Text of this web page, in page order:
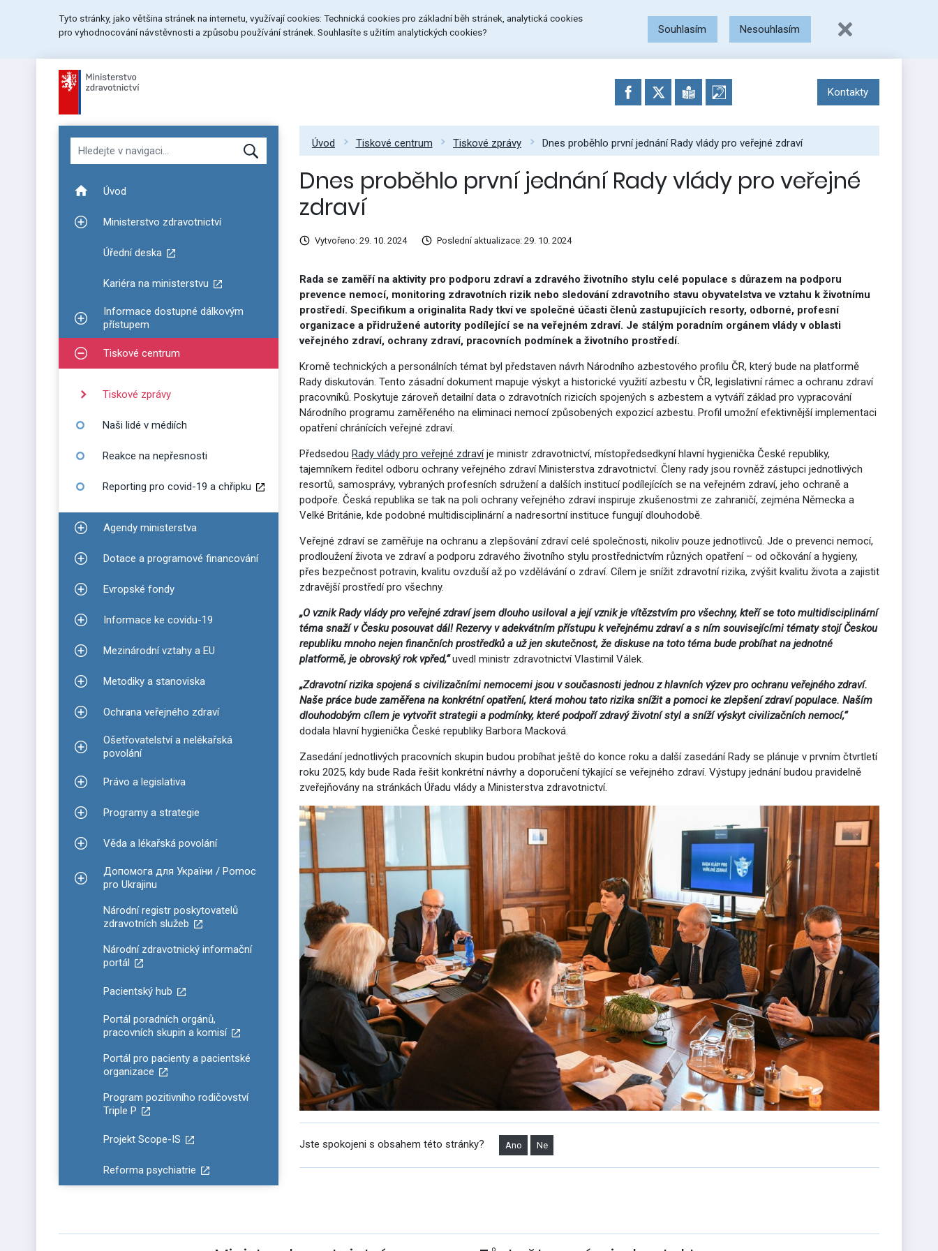
Tyto stránky, jako většina stránek na internetu, využívají cookies: Technická cookies pro základní běh stránek, analytická cookies
pro vyhodnocování návstěvnosti a způsobu používání stránek. Souhlasíte s užitím analytických cookies?
Souhlasím Nesouhlasím
Kontakty
Hledat v navigaci
Úvod
Zobrazit podmenu pro Ministerstvo zdravotnictví
Ministerstvo zdravotnictví
Úřední deska
Kariéra na ministerstvu
Zobrazit podmenu pro Informace dostupné dálkovým přístupem
Informace dostupné dálkovým
přístupem
Zobrazit podmenu pro Tiskové centrum
Tiskové centrum
Tiskové zprávy
Naši lidé v médiích
Reakce na nepřesnosti
Reporting pro covid-19 a chřipku
Zobrazit podmenu pro Agendy ministerstva
Agendy ministerstva
Zobrazit podmenu pro Dotace a programové financování
Dotace a programové financování
Zobrazit podmenu pro Evropské fondy
Evropské fondy
Zobrazit podmenu pro Informace ke covidu-19
Informace ke covidu-19
Zobrazit podmenu pro Mezinárodní vztahy a EU
Mezinárodní vztahy a EU
Zobrazit podmenu pro Metodiky a stanoviska
Metodiky a stanoviska
Zobrazit podmenu pro Ochrana veřejného zdraví
Ochrana veřejného zdraví
Zobrazit podmenu pro Ošetřovatelství a nelékařská povolání
Ošetřovatelství a nelékařská
povolání
Zobrazit podmenu pro Právo a legislativa
Právo a legislativa
Zobrazit podmenu pro Programy a strategie
Programy a strategie
Zobrazit podmenu pro Věda a lékařská povolání
Věda a lékařská povolání
Zobrazit podmenu pro Допомога для України / Pomoc pro Ukrajinu
Допомога для України / Pomoc
pro Ukrajinu
Národní registr poskytovatelů
zdravotních služeb
Národní zdravotnický informační
portál
Pacientský hub
Portál poradních orgánů,
pracovních skupin a komisí
Portál pro pacienty a pacientské
organizace
Program pozitivního rodičovství
Triple P
Projekt Scope-IS
Reforma psychiatrie
Úvod Tiskové centrum Tiskové zprávy Dnes proběhlo první jednání Rady vlády pro veřejné zdraví
Dnes proběhlo první jednání Rady vlády pro veřejné
zdraví
Vytvořeno: 29. 10. 2024 Poslední aktualizace: 29. 10. 2024
Rada se zaměří na aktivity pro podporu zdraví a zdravého životního stylu celé populace s důrazem na podporu
prevence nemocí, monitoring zdravotních rizik nebo sledování zdravotního stavu obyvatelstva ve vztahu k životnímu
prostředí. Specifikum a originalita Rady tkví ve společné účasti členů zastupujících resorty, odborné, profesní
organizace a přidružené autority podílející se na veřejném zdraví. Je stálým poradním orgánem vlády v oblasti
veřejného zdraví, ochrany zdraví, pracovních podmínek a životního prostředí.
Kromě technických a personálních témat byl představen návrh Národního azbestového profilu ČR, který bude na platformě
Rady diskutován. Tento zásadní dokument mapuje výskyt a historické využití azbestu v ČR, legislativní rámec a ochranu zdraví
pracovníků. Poskytuje zároveň detailní data o zdravotních rizicích spojených s azbestem a vytváří základ pro vypracování
Národního programu zaměřeného na eliminaci nemocí způsobených expozicí azbestu. Profil umožní efektivnější implementaci
opatření chránících veřejné zdraví.
Předsedou Rady vlády pro veřejné zdravíje ministr zdravotnictví, místopředsedkyní hlavní hygienička České republiky,
tajemníkem ředitel odboru ochrany veřejného zdraví Ministerstva zdravotnictví. Členy rady jsou rovněž zástupci jednotlivých
resortů, samosprávy, vybraných profesních sdružení a dalších institucí podílejících se na veřejném zdraví, jeho ochraně a
podpoře. Česká republika se tak na poli ochrany veřejného zdraví inspiruje zkušenostmi ze zahraničí, zejména Německa a
Velké Británie, kde podobné multidisciplinární a nadresortní instituce fungují dlouhodobě.
Veřejné zdraví se zaměřuje na ochranu a zlepšování zdraví celé společnosti, nikoliv pouze jednotlivců. Jde o prevenci nemocí,
prodloužení života ve zdraví a podporu zdravého životního stylu prostřednictvím různých opatření – od očkování a hygieny,
přes bezpečnost potravin, kvalitu ovzduší až po vzdělávání o zdraví. Cílem je snížit zdravotní rizika, zvýšit kvalitu života a zajistit
zdravější prostředí pro všechny.
„O vznik Rady vlády pro veřejné zdraví jsem dlouho usiloval a její vznik je vítězstvím pro všechny, kteří se toto multidisciplinární
téma snaží v Česku posouvat dál! Rezervy v adekvátním přístupu k veřejnému zdraví a s ním souvisejícími tématy stojí Českou
republiku mnoho nejen finančních prostředků a už jen skutečnost, že diskuse na toto téma bude probíhat na jednotné
platformě, je obrovský rok vpřed,“uvedl ministr zdravotnictví Vlastimil Válek.
„Zdravotní rizika spojená s civilizačními nemocemi jsou v současnosti jednou z hlavních výzev pro ochranu veřejného zdraví.
Naše práce bude zaměřena na konkrétní opatření, která mohou tato rizika snížit a pomoci ke zlepšení zdraví populace. Naším
dlouhodobým cílem je vytvořit strategii a podmínky, které podpoří zdravý životní styl a sníží výskyt civilizačních nemocí,“
dodala hlavní hygienička České republiky Barbora Macková.
Zasedání jednotlivých pracovních skupin budou probíhat ještě do konce roku a další zasedání Rady se plánuje v prvním čtvrtletí
roku 2025, kdy bude Rada řešit konkrétní návrhy a doporučení týkající se veřejného zdraví. Výstupy jednání budou pravidelně
zveřejňovány na stránkách Úřadu vlády a Ministerstva zdravotnictví.
Jste spokojeni s obsahem této stránky? Ano Ne